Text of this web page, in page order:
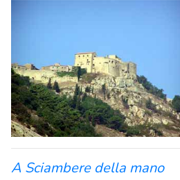
A Sciambere della mano